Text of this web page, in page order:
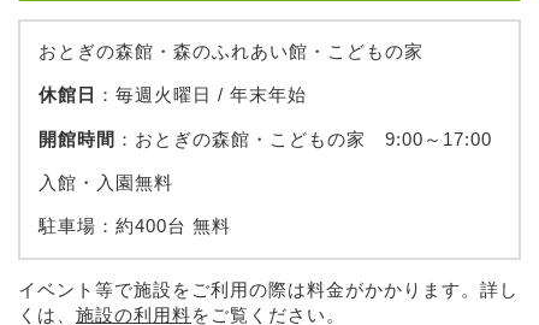
おとぎの森館・森のふれあい館・こどもの家
休館日 ：毎週火曜日 / 年末年始
開館時間 ：おとぎの森館・こどもの家 9:00～17:00
入館・入園無料
駐車場：約400台 無料
イベント等で施設をご利用の際は料金がかかります。詳し
くは、 施設の利用料をご覧ください。